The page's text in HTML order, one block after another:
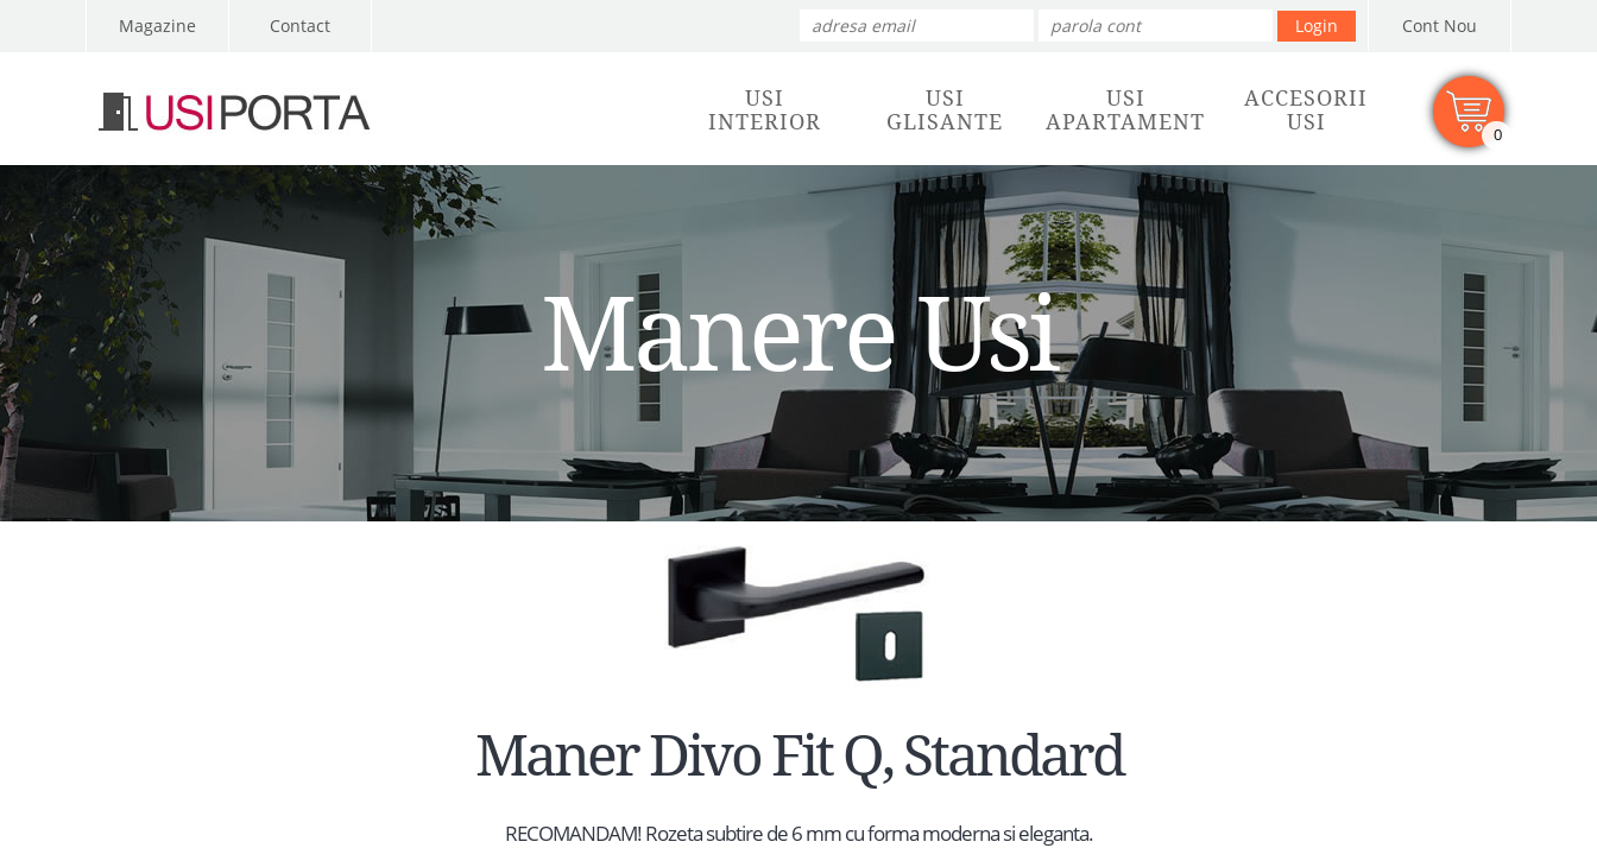
Magazine Contact Cont Nou
0
USI
INTERIOR
USI
GLISANTE
USI
APARTAMENT
ACCESORII
USI
Manere Usi
Maner Divo Fit Q, Standard
RECOMANDAM! Rozeta subtire de 6 mm cu forma moderna si eleganta.